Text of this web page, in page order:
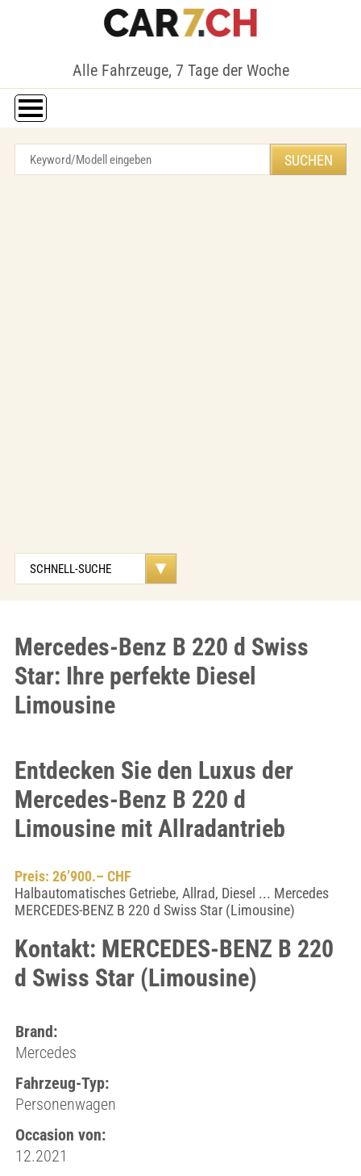
Alle Fahrzeuge, 7 Tage der Woche
Mercedes-Benz B 220 d Swiss
Star: Ihre perfekte Diesel
Limousine
Entdecken Sie den Luxus der
Mercedes-Benz B 220 d
Limousine mit Allradantrieb
Preis: 26’900.– CHF
Halbautomatisches Getriebe, Allrad, Diesel ... Mercedes
MERCEDES-BENZ B 220 d Swiss Star (Limousine)
Kontakt: MERCEDES-BENZ B 220
d Swiss Star (Limousine)
Brand:
Mercedes
Fahrzeug-Typ:
Personenwagen
Occasion von:
12.2021